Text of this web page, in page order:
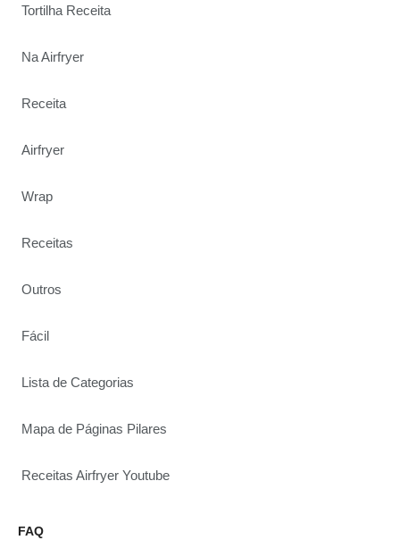
Tortilha Receita
Na Airfryer
Receita
Airfryer
Wrap
Receitas
Outros
Fácil
Lista de Categorias
Mapa de Páginas Pilares
Receitas Airfryer Youtube
FAQ